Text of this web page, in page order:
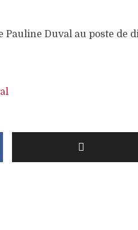
Pauline Duval au poste